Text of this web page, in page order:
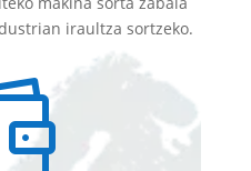
iraultza sortzeko.